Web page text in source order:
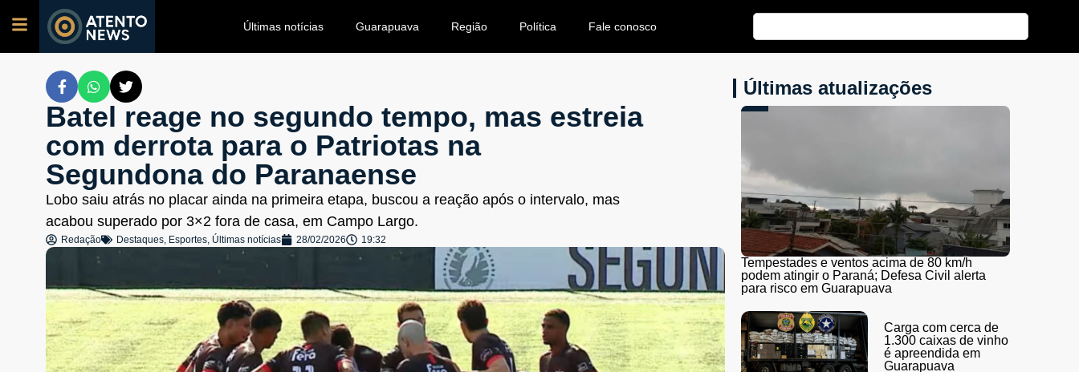
Últimas notícias Guarapuava Região Política Fale conosco
Batel reage no segundo tempo, mas estreia
com derrota para o Patriotas na
Segundona do Paranaense
Lobo saiu atrás no placar ainda na primeira etapa, buscou a reação após o intervalo, mas
acabou superado por 3×2 fora de casa, em Campo Largo.
Redação Destaques, Esportes, Últimas notícias 28/02/2026 19:32
Últimas atualizações
Tempestades e ventos acima de 80 km/h
podem atingir o Paraná; Defesa Civil alerta
para risco em Guarapuava
Carga com cerca de
1.300 caixas de vinho
é apreendida em
Guarapuava